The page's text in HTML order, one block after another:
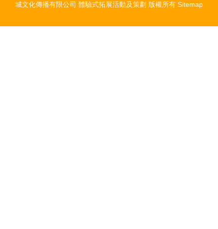
城文化傳播有限公司 體驗式拓展活動及策劃 版權所有 Sitemap